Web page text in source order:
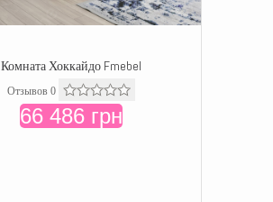
Комната Хоккайдо Fmebel
Отзывов 0
66 486 грн